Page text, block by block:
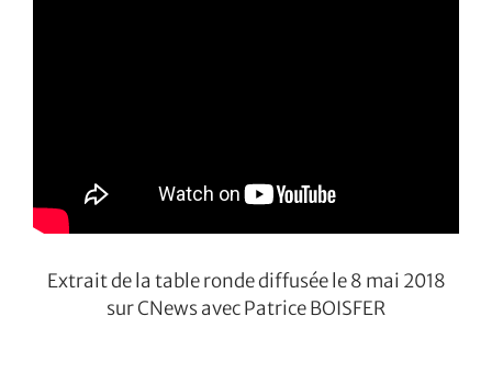
Extrait de la table ronde diffusée le 8 mai 2018
sur CNews avec Patrice BOISFER